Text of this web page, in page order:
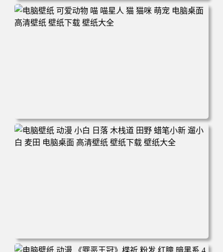
电脑壁纸 动漫 冬季 公交车 朱迪狐尼克 4K 电脑壁纸 3840x2
160 电脑桌面 高清壁纸 壁纸下载 壁纸大全
电脑壁纸 可爱动物 喵 喵星人 猫 猫咪 萌宠 电脑桌面 高清壁
纸 壁纸下载 壁纸大全
电脑壁纸 动漫 小白 日落 木栈道 田野 蜡笔小新 遛小白 麦田